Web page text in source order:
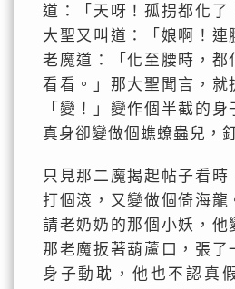
道：「天呀！孤拐都化了
大聖又叫道：「娘啊！連
老魔道：「化至腰時，都
看看。」那大聖聞言，就
「變！」變作個半截的身
真身卻變做個蟭蟟蟲兒，
只見那二魔揭起帖子看時
打個滾，又變做個倚海龍
請老奶奶的那個小妖，他
那老魔扳著葫蘆口，張了
身子動耽，他也不認真